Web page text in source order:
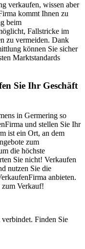
verkaufen, wissen aber
kommt Ihnen zu
beim
Fallstricke im
zu vermeiden. Dank
können Sie sicher
Marktstandards
Sie Ihr Geschäft
in Germering so
und stellen Sie Ihr
ist ein Ort, an dem
zum
die höchste
Sie nicht! Verkaufen
nutzen Sie die
anbieten.
zum Verkauf!
Finden Sie